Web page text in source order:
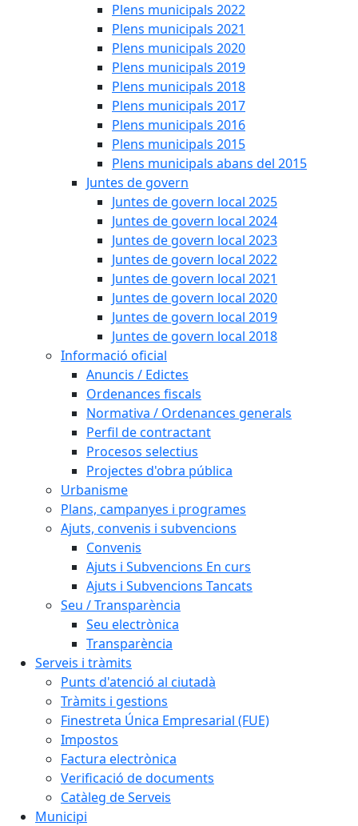
Plens municipals 2022
Plens municipals 2021
Plens municipals 2020
Plens municipals 2019
Plens municipals 2018
Plens municipals 2017
Plens municipals 2016
Plens municipals 2015
Plens municipals abans del 2015
Juntes de govern
Juntes de govern local 2025
Juntes de govern local 2024
Juntes de govern local 2023
Juntes de govern local 2022
Juntes de govern local 2021
Juntes de govern local 2020
Juntes de govern local 2019
Juntes de govern local 2018
Informació oficial
Anuncis / Edictes
Ordenances fiscals
Normativa / Ordenances generals
Perfil de contractant
Procesos selectius
Projectes d'obra pública
Urbanisme
Plans, campanyes i programes
Ajuts, convenis i subvencions
Convenis
Ajuts i Subvencions En curs
Ajuts i Subvencions Tancats
Seu / Transparència
Seu electrònica
Transparència
Serveis i tràmits
Punts d'atenció al ciutadà
Tràmits i gestions
Finestreta Única Empresarial (FUE)
Impostos
Factura electrònica
Verificació de documents
Catàleg de Serveis
Municipi